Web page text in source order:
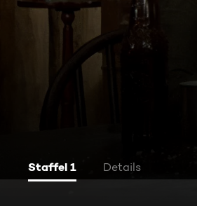
Staffel 1 Details